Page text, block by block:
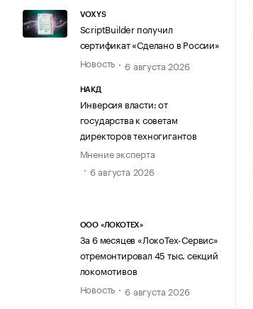
VOXYS
ScriptBuilder получил
сертификат «Сделано в России»
Новость
6 августа 2026
НАКД
Инверсия власти: от
государства к советам
директоров техногигантов
Мнение эксперта
6 августа 2026
ООО «ЛОКОТЕХ»
За 6 месяцев «ЛокоТех-Сервис»
отремонтировал 45 тыс. секций
локомотивов
Новость
6 августа 2026